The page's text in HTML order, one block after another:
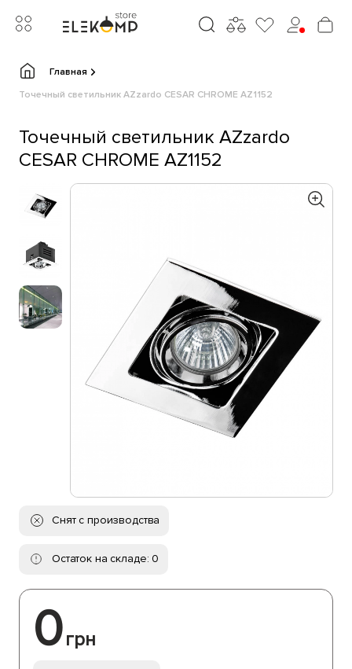
Главная
Точечный светильник AZzardo CESAR CHROME AZ1152
Точечный светильник AZzardo
CESAR CHROME AZ1152
Снят с производства
Остаток на складе: 0
0грн